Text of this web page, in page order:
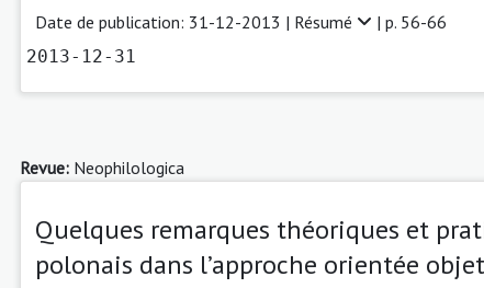
Date de publication: 31-12-2013 | Résumé | p. 56-66
2013-12-31
Revue: Neophilologica
Quelques remarques théoriques et
polonais dans l’approche orientée